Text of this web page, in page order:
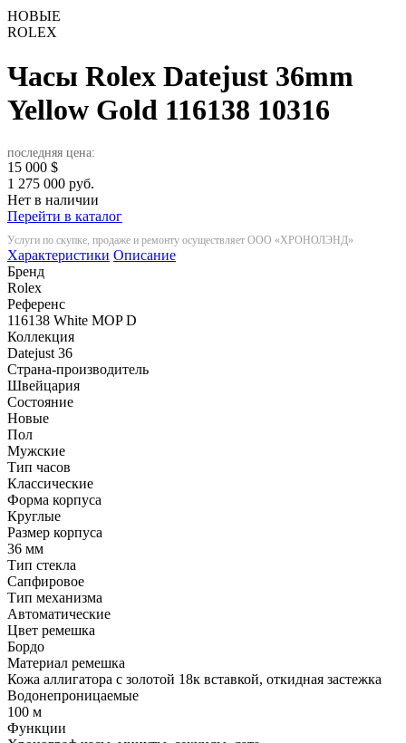
НОВЫЕ
ROLEX
Часы Rolex Datejust 36mm
Yellow Gold 116138 10316
последняя цена:
15 000 $
1 275 000 руб.
Нет в наличии
Перейти в каталог
Услуги по скупке, продаже и ремонту осуществляет ООО «ХРОНОЛЭНД»
Характеристики Описание
Бренд
Rolex
Референс
116138 White MOP D
Коллекция
Datejust 36
Страна-производитель
Швейцария
Состояние
Новые
Пол
Мужские
Тип часов
Классические
Форма корпуса
Круглые
Размер корпуса
36 мм
Тип стекла
Сапфировое
Тип механизма
Автоматические
Цвет ремешка
Бордо
Материал ремешка
Кожа аллигатора с золотой 18к вставкой, откидная застежка
Водонепроницаемые
100 м
Функции